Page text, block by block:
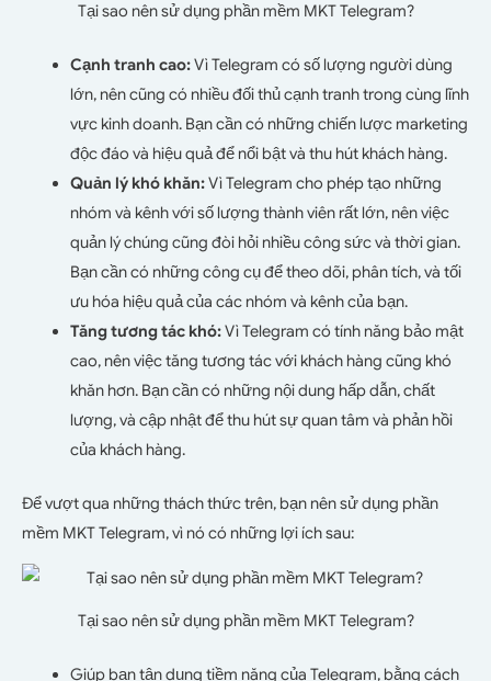
Tại sao nên sử dụng phần mềm MKT Telegram?
Cạnh tranh cao:Vì Telegram có số lượng người dùng
lớn, nên cũng có nhiều đối thủ cạnh tranh trong cùng lĩnh
vực kinh doanh. Bạn cần có những chiến lược marketing
độc đáo và hiệu quả để nổi bật và thu hút khách hàng.
Quản lý khó khăn:Vì Telegram cho phép tạo những
nhóm và kênh với số lượng thành viên rất lớn, nên việc
quản lý chúng cũng đòi hỏi nhiều công sức và thời gian.
Bạn cần có những công cụ để theo dõi, phân tích, và tối
ưu hóa hiệu quả của các nhóm và kênh của bạn.
Tăng tương tác khó:Vì Telegram có tính năng bảo mật
cao, nên việc tăng tương tác với khách hàng cũng khó
khăn hơn. Bạn cần có những nội dung hấp dẫn, chất
lượng, và cập nhật để thu hút sự quan tâm và phản hồi
của khách hàng.
Để vượt qua những thách thức trên, bạn nên sử dụng phần
mềm MKT Telegram, vì nó có những lợi ích sau:
Tại sao nên sử dụng phần mềm MKT Telegram?
Giúp bạn tận dụng tiềm năng của Telegram, bằng cách